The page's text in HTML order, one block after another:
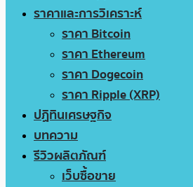
ราคาและการวิเคราะห์
ราคา Bitcoin
ราคา Ethereum
ราคา Dogecoin
ราคา Ripple (XRP)
ปฏิทินเศรษฐกิจ
บทความ
รีวิวผลิตภัณฑ์
เว็บซื้อขาย